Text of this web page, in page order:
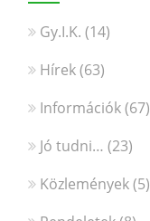
Gy.I.K. (14)
Hírek(63)
Információk(67)
Jó tudni… (23)
Közlemények(5)